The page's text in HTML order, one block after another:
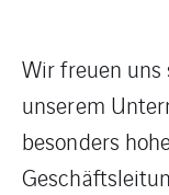
Wir freuen uns
unserem
besonders